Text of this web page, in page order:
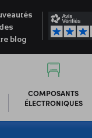
blog
COMPOSANTS
ÉLECTRONIQUES